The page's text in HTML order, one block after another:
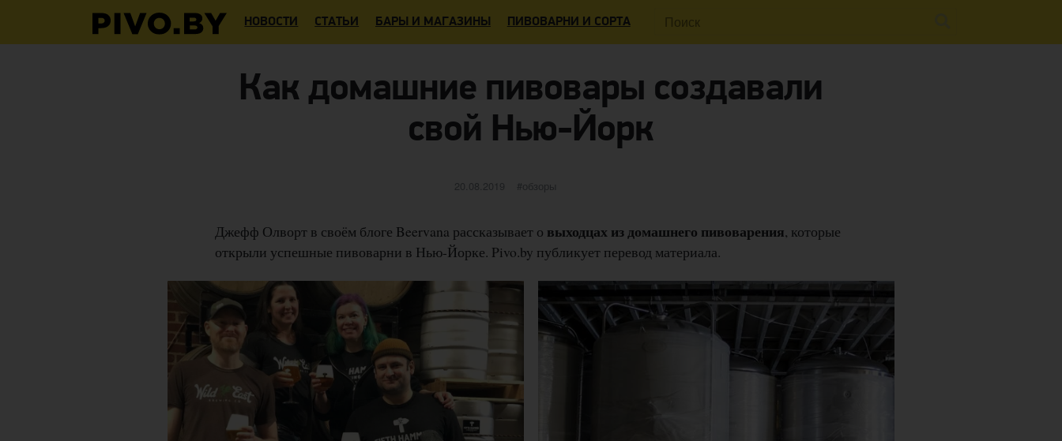
Поиск:
НОВОСТИ СТАТЬИ БАРЫ И МАГАЗИНЫ ПИВОВАРНИ И СОРТА
Как домашние пивовары создавали
свой Нью-Йорк
Опубликовано
20.08.2019 категории
обзоры
Джефф Олворт в своём блоге Beervana рассказывает о выходцах из домашнего пивоварения, которые
открыли успешные пивоварни в Нью-Йорке. Pivo.by публикует перевод материала.